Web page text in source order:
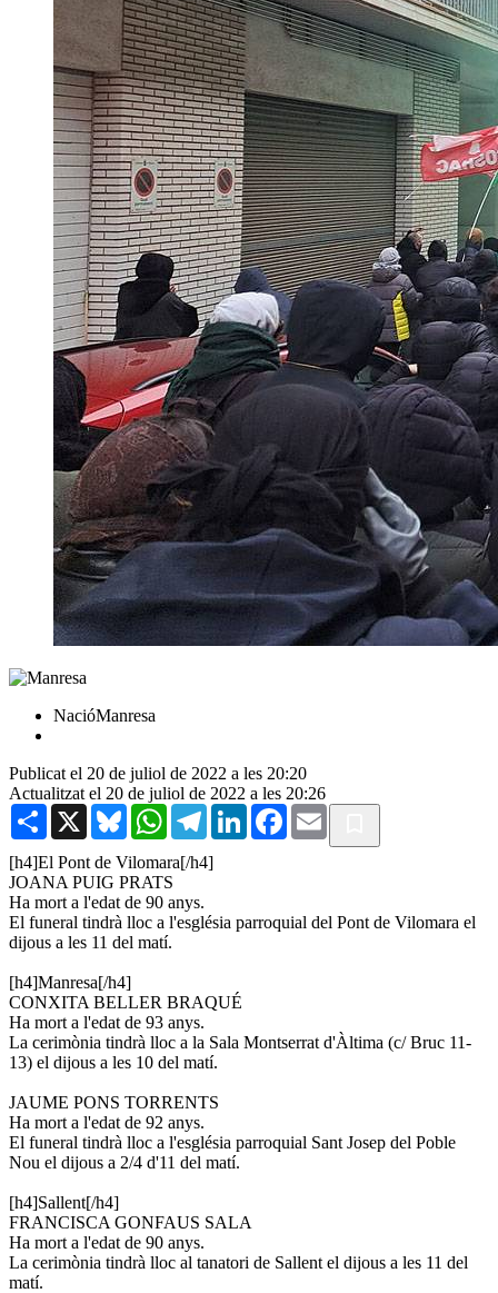
NacióManresa
Publicat el 20 de juliol de 2022 a les 20:20
Actualitzat el 20 de juliol de 2022 a les 20:26
Share X BlueskyWhatsAppTelegramLinkedInFacebook
Email
[h4]El Pont de Vilomara[/h4]
JOANA PUIG PRATS
Ha mort a l'edat de 90 anys.
El funeral tindrà lloc a l'església parroquial del Pont de Vilomara el
dijous a les 11 del matí.
[h4]Manresa[/h4]
CONXITA BELLER BRAQUÉ
Ha mort a l'edat de 93 anys.
La cerimònia tindrà lloc a la Sala Montserrat d'Àltima (c/ Bruc 11-
13) el dijous a les 10 del matí.
JAUME PONS TORRENTS
Ha mort a l'edat de 92 anys.
El funeral tindrà lloc a l'església parroquial Sant Josep del Poble
Nou el dijous a 2/4 d'11 del matí.
[h4]Sallent[/h4]
FRANCISCA GONFAUS SALA
Ha mort a l'edat de 90 anys.
La cerimònia tindrà lloc al tanatori de Sallent el dijous a les 11 del
matí.